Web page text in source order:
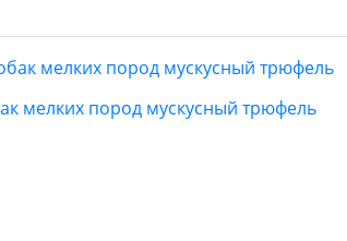
мелких пород мускусный трюфель